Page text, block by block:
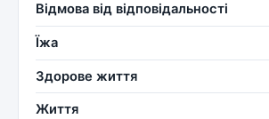
Відмова від відповідальності
Їжа
Здорове життя
Життя